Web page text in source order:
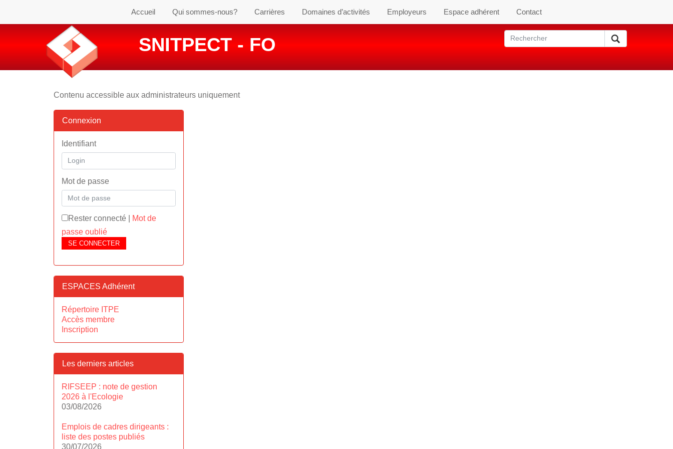
Accueil Qui sommes-nous? Carrières Domaines d’activités Employeurs Espace adhérent Contact
SNITPECT - FO
Contenu accessible aux administrateurs uniquement
Connexion
Identifiant
Mot de passe
Rester connecté
Mot de
passe oublié
SE CONNECTER
ESPACES Adhérent
Répertoire ITPE
Accès membre
Inscription
Les derniers articles
RIFSEEP : note de gestion
2026 à l'Ecologie
03/08/2026
Emplois de cadres dirigeants :
liste des postes publiés
30/07/2026